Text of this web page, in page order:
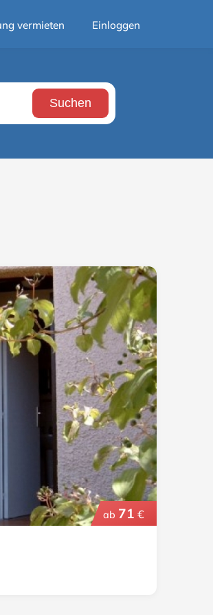
vermieten Einloggen
Suchen
ab 71 €